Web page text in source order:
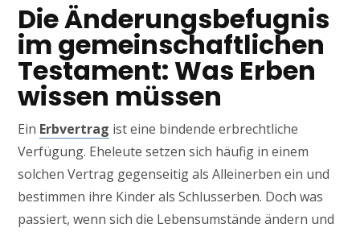
Die Änderungsbefugnis
im gemeinschaftlichen
Testament: Was Erben
wissen müssen
Ein Erbvertrag ist eine bindende erbrechtliche
Verfügung. Eheleute setzen sich häufig in einem
solchen Vertrag gegenseitig als Alleinerben ein und
bestimmen ihre Kinder als Schlusserben. Doch was
passiert, wenn sich die Lebensumstände ändern und